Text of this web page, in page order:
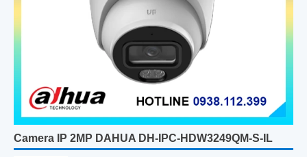
Camera IP 2MP DAHUA DH-IPC-HDW3249QM-S-IL